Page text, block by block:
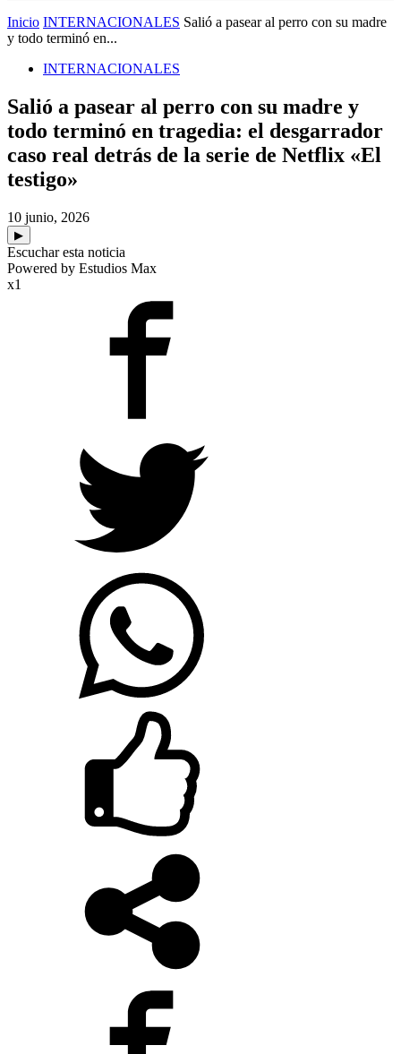
Inicio INTERNACIONALES Salió a pasear al perro con su madre
y todo terminó en...
INTERNACIONALES
Salió a pasear al perro con su madre y
todo terminó en tragedia: el desgarrador
caso real detrás de la serie de Netflix «El
testigo»
10 junio, 2026
▶
Escuchar esta noticia
Powered by Estudios Max
x1